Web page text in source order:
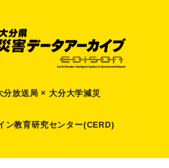
分放送局 × 大分大学減災
ン教育研究センター(CERD)